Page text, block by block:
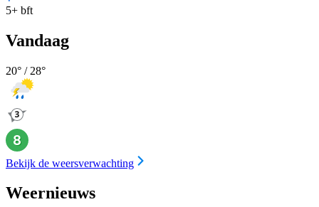
5+ bft
Vandaag
20° / 28°
Bekijk de weersverwachting
Weernieuws